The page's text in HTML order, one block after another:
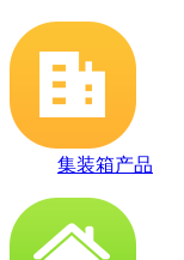
集装箱产品